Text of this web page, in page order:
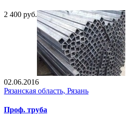
2 400 руб.
02.06.2016
Рязанская область, Рязань
Проф. труба